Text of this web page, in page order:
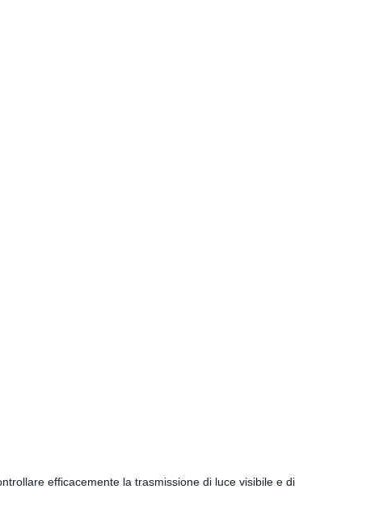
efficacemente la trasmissione di luce visibile e di